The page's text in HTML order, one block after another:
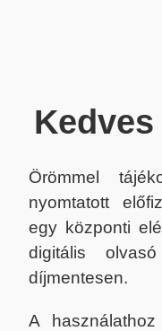
Örömmel
nyomtatott
egy központi
digitális
díjmentesen.
A